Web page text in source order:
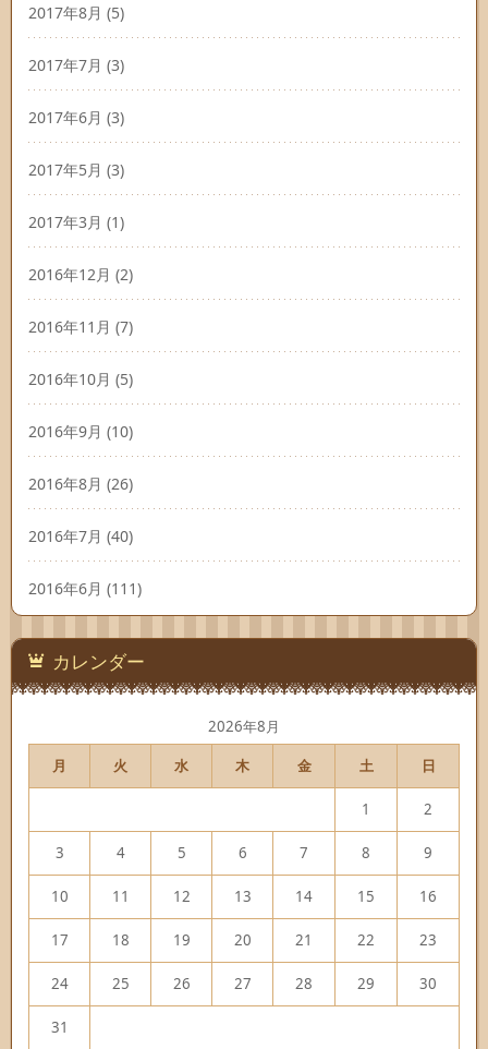
2017年8月 (5)
2017年7月 (3)
2017年6月 (3)
2017年5月 (3)
2017年3月 (1)
2016年12月 (2)
2016年11月 (7)
2016年10月 (5)
2016年9月 (10)
2016年8月 (26)
2016年7月 (40)
2016年6月 (111)
カレンダー
2026年8月
月
火 水 木 金 土 日
1 2
3 4 5 6 7 8 9
10 11 12 13 14 15 16
17 18 19 20 21 22 23
24 25 26 27 28 29 30
31